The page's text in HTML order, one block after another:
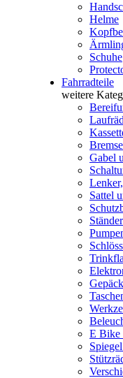
Helme
Schuhe
Fahrradteile
weitere
Gabel
Sattel
Ständer
E Bike